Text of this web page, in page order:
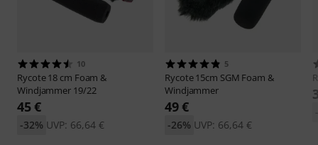
10
Rycote18 cm Foam &
Windjammer 19/22
45 €
UVP: 66,64 €
-32%
5
Rycote15cm SGM Foam &
Windjammer
49 €
UVP: 66,64 €
-26%